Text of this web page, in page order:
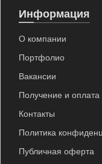
Информация
О компании
Портфолио
Вакансии
Получение и оплата
Контакты
Политика
Публичная оферта